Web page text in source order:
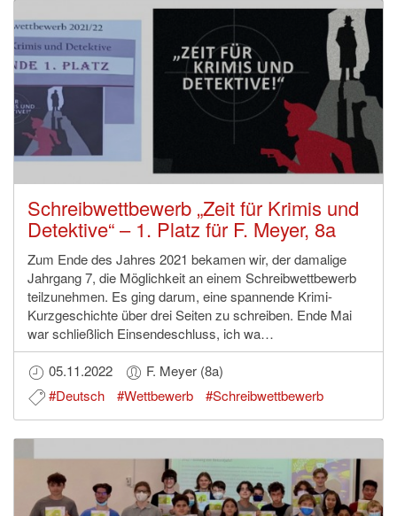
Schreibwettbewerb „Zeit für Krimis und
Detektive“ – 1. Platz für F. Meyer, 8a
Zum Ende des Jahres 2021 bekamen wir, der damalige
Jahrgang 7, die Möglichkeit an einem Schreibwettbewerb
teilzunehmen. Es ging darum, eine spannende Krimi-
Kurzgeschichte über drei Seiten zu schreiben. Ende Mai
war schließlich Einsendeschluss, ich wa…
05.11.2022
F. Meyer (8a)
#Deutsch
#Wettbewerb #Schreibwettbewerb